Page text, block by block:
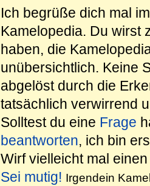
Ich begrüße dich mal
Kamelopedia. Du wirst
haben, die
unübersichtlich. Keine
abgelöst durch die
tatsächlich verwirrend
Solltest du eine Frage
beantworten, ich bin
Wirf vielleicht mal
Sei mutig! Irgendein